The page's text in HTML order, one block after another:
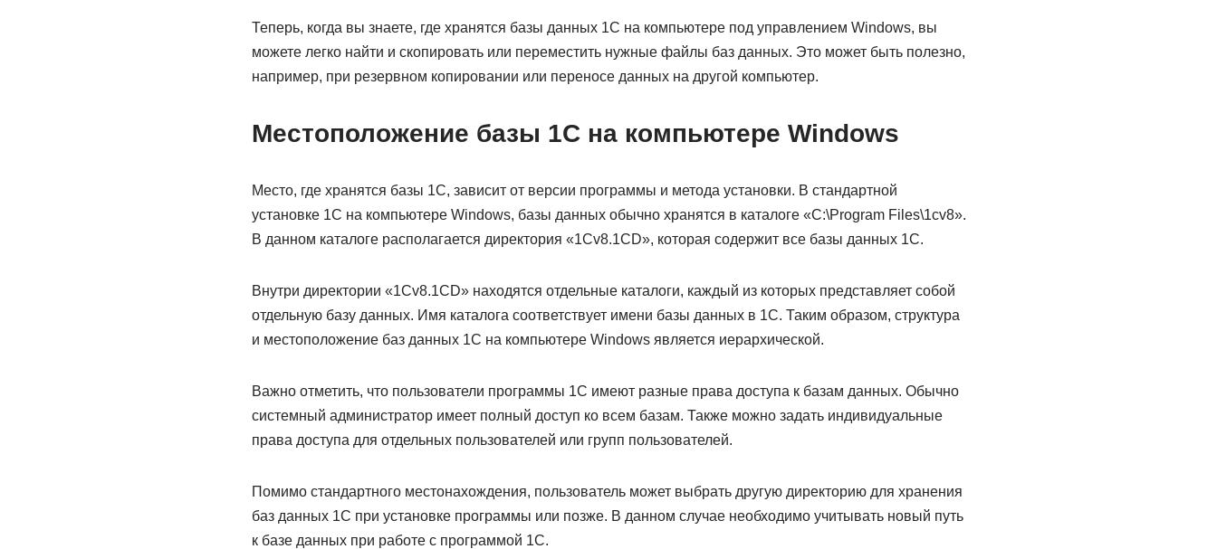
Теперь, когда вы знаете, где хранятся базы данных 1С на компьютере под управлением Windows, вы
можете легко найти и скопировать или переместить нужные файлы баз данных. Это может быть полезно,
например, при резервном копировании или переносе данных на другой компьютер.
Местоположение базы 1С на компьютере Windows
Место, где хранятся базы 1С, зависит от версии программы и метода установки. В стандартной
установке 1С на компьютере Windows, базы данных обычно хранятся в каталоге «C:\Program Files\1cv8».
В данном каталоге располагается директория «1Cv8.1CD», которая содержит все базы данных 1С.
Внутри директории «1Cv8.1CD» находятся отдельные каталоги, каждый из которых представляет собой
отдельную базу данных. Имя каталога соответствует имени базы данных в 1С. Таким образом, структура
и местоположение баз данных 1С на компьютере Windows является иерархической.
Важно отметить, что пользователи программы 1С имеют разные права доступа к базам данных. Обычно
системный администратор имеет полный доступ ко всем базам. Также можно задать индивидуальные
права доступа для отдельных пользователей или групп пользователей.
Помимо стандартного местонахождения, пользователь может выбрать другую директорию для хранения
баз данных 1С при установке программы или позже. В данном случае необходимо учитывать новый путь
к базе данных при работе с программой 1С.